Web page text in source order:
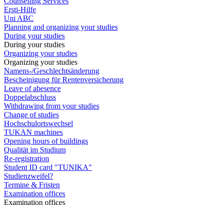
Ersti-Hilfe
Uni ABC
Planning and organizing your studies
During your studies
During your studies
Organizing your studies
Organizing your studies
Namens-/Geschlechtsänderung
Bescheinigung für Rentenversicherung
Leave of abesence
Doppelabschluss
Withdrawing from your studies
Change of studies
Hochschulortswechsel
TUKAN machines
Opening hours of buildings
Qualität im Studium
Re-registration
Student ID card "TUNIKA"
Studienzweifel?
Termine & Fristen
Examination offices
Examination offices